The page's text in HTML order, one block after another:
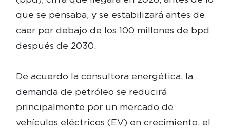
que se pensaba, y se estabilizará antes de
caer por debajo de los 100 millones de bpd
después de 2030.
De acuerdo la consultora energética, la
demanda de petróleo se reducirá
principalmente por un mercado de
vehículos eléctricos (EV) en crecimiento, el